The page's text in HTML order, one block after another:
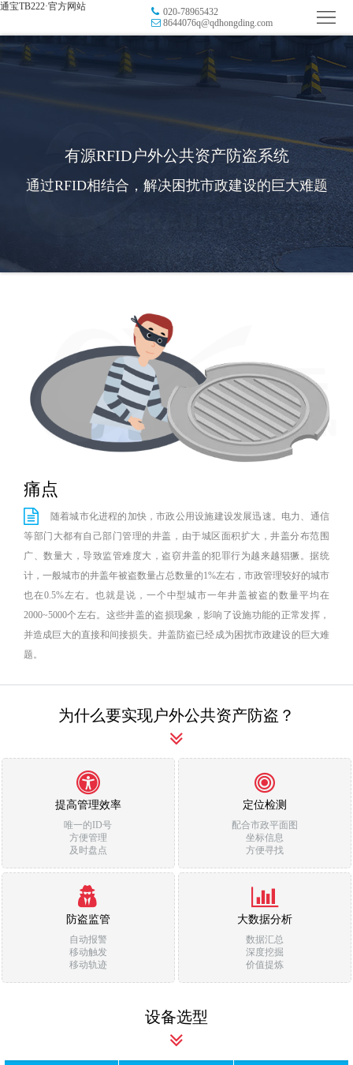
通宝TB222·官方网站
020-78965432
8644076q@qdhongding.com
签 营
慧
行
有源RFID户外公共资产防盗系统
通过RFID相结合，解决困扰市政建设的巨大难题
痛点
随着城市化进程的加快，市政公用设施建设发展迅速。电力、通信
等部门大都有自己部门管理的井盖，由于城区面积扩大，井盖分布范围
广、数量大，导致监管难度大，盗窃井盖的犯罪行为越来越猖獗。据统
计，一般城市的井盖年被盗数量占总数量的1%左右，市政管理较好的城市
也在0.5%左右。也就是说，一个中型城市一年井盖被盗的数量平均在
2000~5000个左右。这些井盖的盗损现象，影响了设施功能的正常发挥，
并造成巨大的直接和间接损失。井盖防盗已经成为困扰市政建设的巨大难
题。
为什么要实现户外公共资产防盗？
提高管理效率
唯一的ID号
方便管理
及时盘点
定位检测
配合市政平面图
坐标信息
方便寻找
防盗监管
自动报警
移动触发
移动轨迹
大数据分析
数据汇总
深度挖掘
价值提炼
设备选型